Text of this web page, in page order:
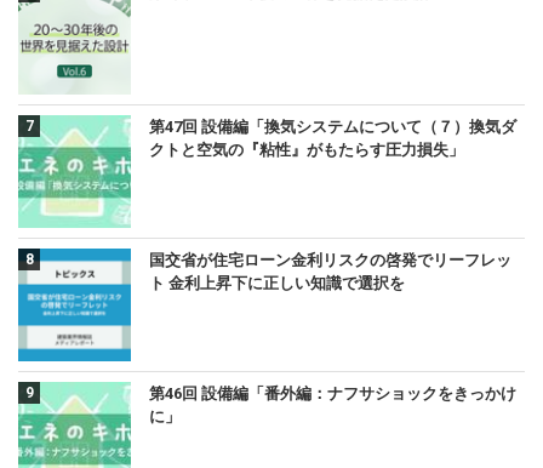
第47回 設備編「換気システムについて（７）換気ダ
クトと空気の『粘性』がもたらす圧力損失」
国交省が住宅ローン金利リスクの啓発でリーフレッ
ト 金利上昇下に正しい知識で選択を
第46回 設備編「番外編：ナフサショックをきっかけ
に」